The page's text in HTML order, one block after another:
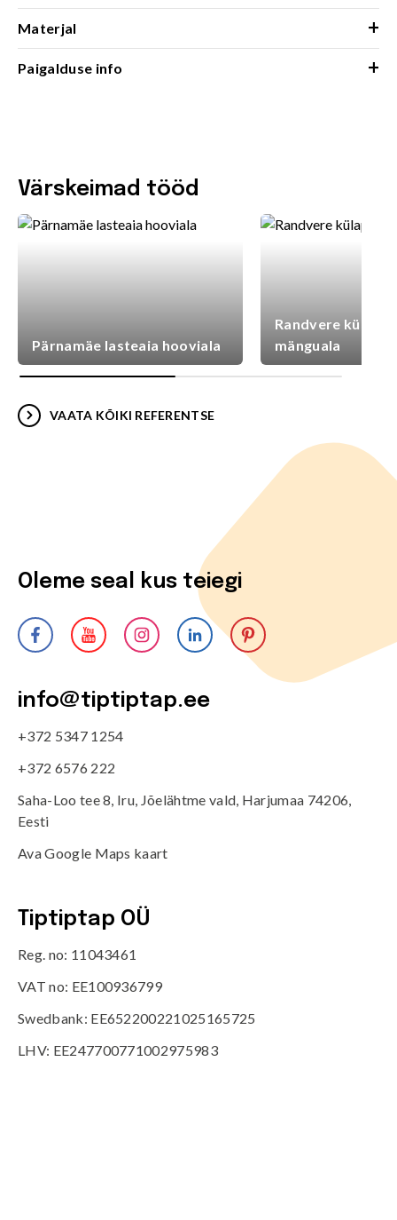
Materjal +
Paigalduse info +
Värskeimad tööd
Pärnamäe lasteaia hooviala
Randvere
mänguala
VAATA KÕIKI REFERENTSE
Oleme seal kus teiegi
info@tiptiptap.ee
+372 5347 1254
+372 6576 222
Saha-Loo tee 8, Iru, Jõelähtme vald, Harjumaa 74206,
Eesti
Ava Google Maps kaart
Tiptiptap OÜ
Reg. no: 11043461
VAT no: EE100936799
Swedbank: EE652200221025165725
LHV: EE247700771002975983